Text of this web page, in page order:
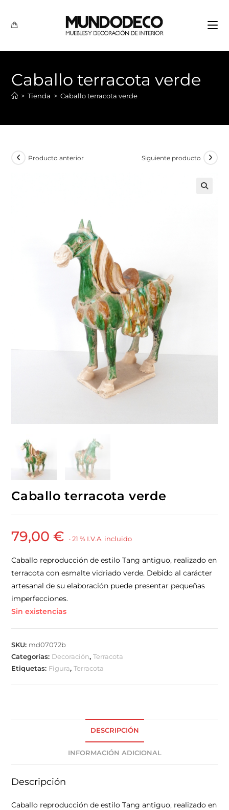
Caballo terracota verde
> Tienda > Caballo terracota verde
Producto anterior Siguiente producto
Caballo terracota verde
79,00€ · 21 % I.V.A. incluido
Caballo reproducción de estilo Tang antiguo, realizado en
terracota con esmalte vidriado verde. Debido al carácter
artesanal de su elaboración puede presentar pequeñas
imperfecciones.
Sin existencias
SKU: md07072b
Categorías: Decoración,Terracota
Etiquetas: Figura,Terracota
DESCRIPCIÓN
INFORMACIÓN ADICIONAL
Descripción
Caballo reproducción de estilo Tang antiguo, realizado en